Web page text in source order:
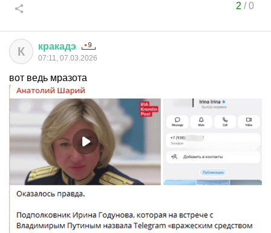
2 /0
К кракадэ
07:11, 07.03.2026
вот ведь мразота